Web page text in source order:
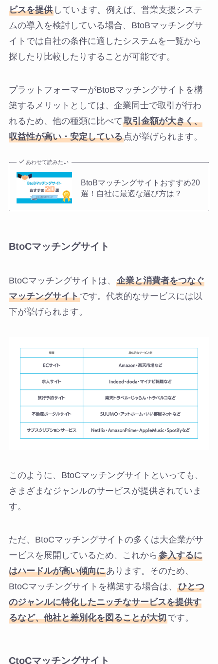
ビスを提供しています。例えば、営業支援システ
ムの導入を検討している場合、BtoBマッチングサ
イトでは自社の条件に適したシステムを一覧から
探したり比較したりすることが可能です。
プラットフォーマーがBtoBマッチングサイトを構
築するメリットとしては、企業同士で取引が行わ
れるため、他の種類に比べて取引金額が大きく、
収益性が高い・安定している点が挙げられます。
あわせて読みたい
BtoBマッチングサイトおすすめ20
選！自社に最適な選び方は？
BtoCマッチングサイト
BtoCマッチングサイトは、 企業と消費者をつなぐ
マッチングサイトです。代表的なサービスには以
下が挙げられます。
このように、BtoCマッチングサイトといっても、
さまざまなジャンルのサービスが提供されていま
す。
ただ、BtoCマッチングサイトの多くは大企業がサ
ービスを展開しているため、これから 参入するに
はハードルが高い傾向にあります。そのため、
BtoCマッチングサイトを構築する場合は、 ひとつ
のジャンルに特化したニッチなサービスを提供す
るなど、他社と差別化を図ることが大切です。
CtoCマッチングサイト